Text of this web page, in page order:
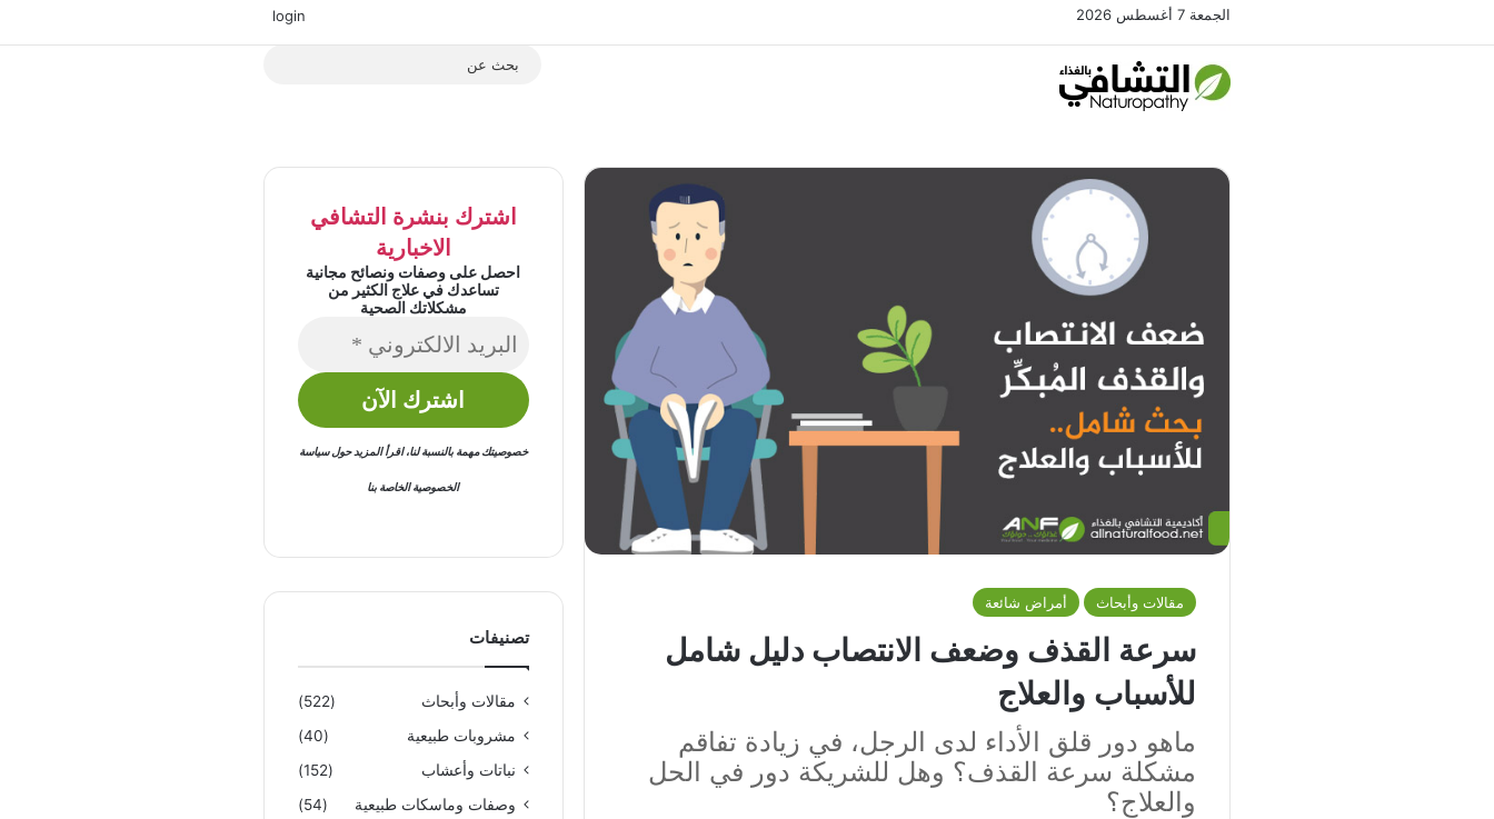
الجمعة 7 أغسطس 2026 انستقرام
login
مقالات وأبحاث أمراض شائعة
سرعة القذف وضعف الانتصاب دليل شامل
للأسباب والعلاج
ماهو دور قلق الأداء لدى الرجل، في زيادة تفاقم
مشكلة سرعة القذف؟ وهل للشريكة دور في الحل
والعلاج؟
اشترك بنشرة التشافي
الاخبارية
احصل على وصفات ونصائح مجانية
تساعدك في علاج الكثير من
مشكلاتك الصحية
خصوصيتك مهمة بالنسبة لنا،اقرأ المزيد حولسياسة
الخصوصيةالخاصة بنا
تصنيفات
مقالات وأبحاث
(522)
مشروبات طبيعية
(40)
نباتات وأعشاب
(152)
وصفات وماسكات طبيعية
(54)